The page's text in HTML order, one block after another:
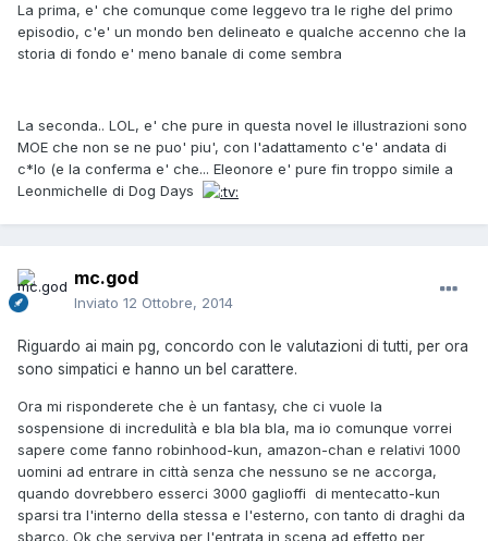
La prima, e' che comunque come leggevo tra le righe del primo
episodio, c'e' un mondo ben delineato e qualche accenno che la
storia di fondo e' meno banale di come sembra
La seconda.. LOL, e' che pure in questa novel le illustrazioni sono
MOE che non se ne puo' piu', con l'adattamento c'e' andata di
c*lo (e la conferma e' che... Eleonore e' pure fin troppo simile a
Leonmichelle di Dog Days
mc.god
Inviato 12 Ottobre, 2014
Riguardo ai main pg, concordo con le valutazioni di tutti, per ora
sono simpatici e hanno un bel carattere.
Ora mi risponderete che è un fantasy, che ci vuole la
sospensione di incredulità e bla bla bla, ma io comunque vorrei
sapere come fanno robinhood-kun, amazon-chan e relativi 1000
uomini ad entrare in città senza che nessuno se ne accorga,
quando dovrebbero esserci 3000 gaglioffi di mentecatto-kun
sparsi tra l'interno della stessa e l'esterno, con tanto di draghi da
sbarco. Ok che serviva per l'entrata in scena ad effetto per